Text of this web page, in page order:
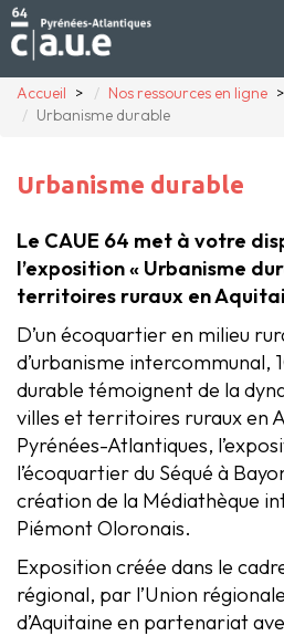
Accueil
Nos ressources en ligne
Urbanisme durable
Urbanisme durable
Le CAUE 64 met à votre
l’exposition « Urbanisme
territoires ruraux en
D’un écoquartier en milieu
d’urbanisme intercommunal,
durable témoignent de la
villes et territoires ruraux en
Pyrénées-Atlantiques,
l’écoquartier du Séqué à
création de la Médiathèque
Piémont Oloronais.
Exposition créée dans le
régional, par l’Union
d’Aquitaine en partenariat